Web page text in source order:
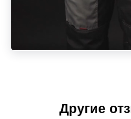
Другие